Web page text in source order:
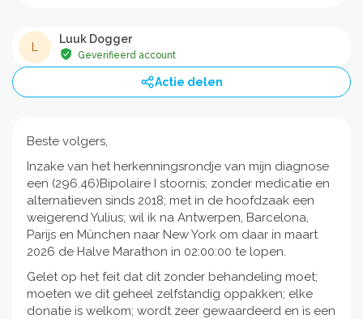
Luuk Dogger
Geverifieerd account
Actie delen
Beste volgers,
Inzake van het herkenningsrondje van mijn diagnose
een (296.46)Bipolaire I stoornis; zonder medicatie en
alternatieven sinds 2018; met in de hoofdzaak een
weigerend Yulius; wil ik na Antwerpen, Barcelona,
Parijs en München naar New York om daar in maart
2026 de Halve Marathon in 02:00:00 te lopen.
Gelet op het feit dat dit zonder behandeling moet;
moeten we dit geheel zelfstandig oppakken; elke
donatie is welkom; wordt zeer gewaardeerd en is een